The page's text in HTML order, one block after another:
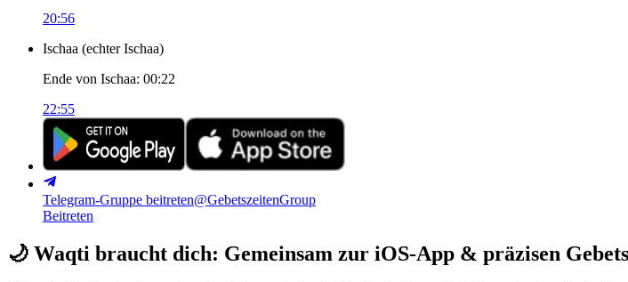
20:56
Ischaa (echter Ischaa)
Ende von Ischaa: 00:22
22:55
Telegram-Gruppe beitreten@GebetszeitenGroup
Beitreten
🌙 Waqti braucht dich: Gemeinsam zur iOS-App & präzisen